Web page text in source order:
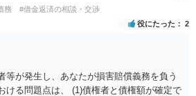
務 #借金返済の相談・交渉
役にたった 2
等が発生し、あなたが損害賠償義務を負う
ける問題点は、 (1)債権者と債権額が確定で